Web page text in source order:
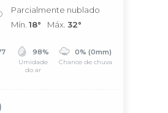
Parcialmente nublado
Mín. 18° Máx. 32°
98%
Umidade
do ar
0% (0mm)
Chance de chuva